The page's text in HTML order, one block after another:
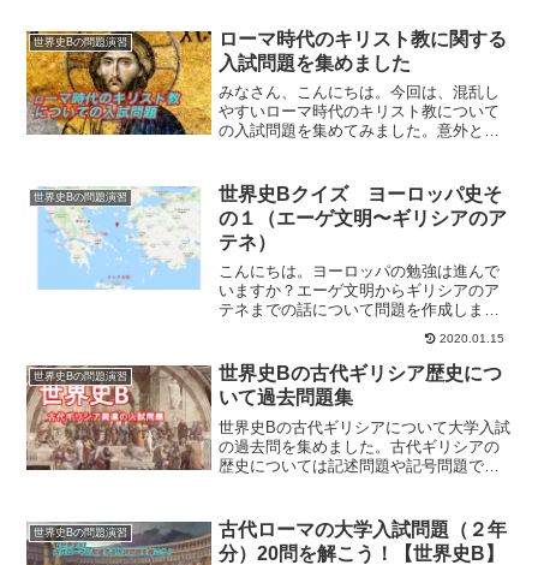
世界史Bの問題演習
ローマ時代のキリスト教に関する
入試問題を集めました
みなさん、こんにちは。今回は、混乱し
やすいローマ時代のキリスト教について
の入試問題を集めてみました。意外と出
かがでしょうか？しっかりとできたでし
ょうか？ローマ時代のキリ...
世界史Bの問題演習
世界史Bクイズ ヨーロッパ史そ
の１（エーゲ文明〜ギリシアのア
テネ）
こんにちは。ヨーロッパの勉強は進んで
いますか？エーゲ文明からギリシアのア
テネまでの話について問題を作成しまし
た。是非とも解いてください。
(adsbygoogle = window.adsbygoogle ||
[]).push({});具...
2020.01.15
世界史Bの問題演習
世界史Bの古代ギリシア歴史につ
いて過去問題集
世界史Bの古代ギリシアについて大学入試
の過去問を集めました。古代ギリシアの
歴史については記述問題や記号問題で頻
解 15 世界史」によれば2020年度版で名
古屋大学、...
世界史Bの問題演習
古代ローマの大学入試問題（２年
分）20問を解こう！【世界史B】